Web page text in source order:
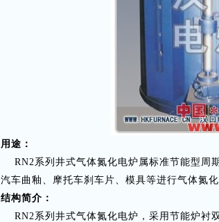
用途：
RN2系列井式气体氮化电炉属标准节能型周
汽车曲釉、摩托车刹车片、模具等进行气体氮化
结构简介：
RN2系列井式气体氮化电炉，采用节能炉衬